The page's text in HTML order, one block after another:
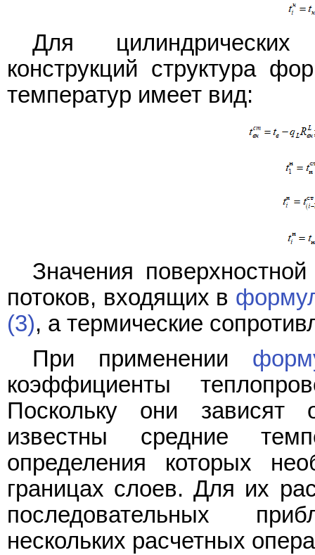
Для цилиндрических
конструкций структура
температур имеет вид:
Значения
потоков, входящих в
(3), а термические
При применении
коэффициенты
Поскольку они
известны средние
определения которых
границах слоев. Для их
последовательных
нескольких расчетных